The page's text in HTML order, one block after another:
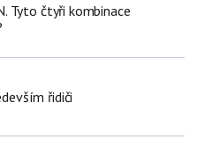
Tyto čtyři kombinace
řidiči